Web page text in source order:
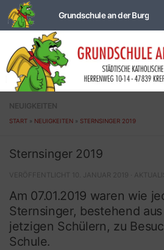
Zum Inhalt springen
NEUIGKEITEN
START » NEUIGKEITEN » STERNSINGER 2019
Sternsinger 2019
VERÖFFENTLICHT 10. JANUAR 2019 ·
Am 07.01.2019 waren wie
Sternsinger, bestehend
jetzigen Schülern, zu
Schule.